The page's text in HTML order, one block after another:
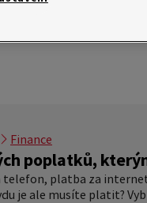
Finance
poplatků,
telefon, platba za
je ale musíte platit?